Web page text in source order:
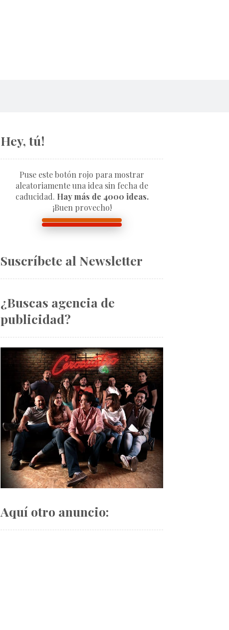
Hey, tú!
Puse este botón rojo para mostrar
aleatoriamente una idea sin fecha de
caducidad. Hay más de 4000 ideas.
¡Buen provecho!
Suscríbete al Newsletter
¿Buscas agencia de
publicidad?
Aquí otro anuncio: